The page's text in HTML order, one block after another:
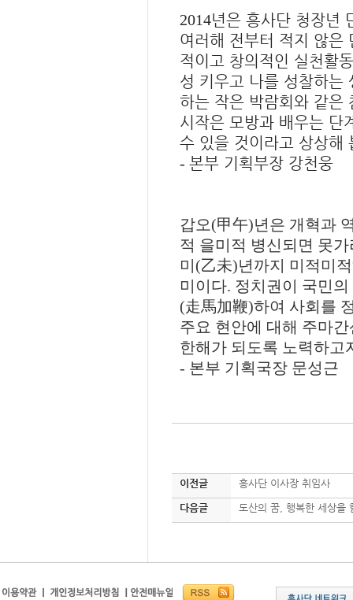
2014년은 흥사단 청장년
여러해 전부터 적지 않은
적이고 창의적인 실천활
성 키우고 나를 성찰하는
하는 작은 박람회와 같은
시작은 모방과 배우는 단
수 있을 것이라고 상상해
- 본부 기획부장 강천웅
갑오(甲午)년은 개혁과
적 을미적 병신되면 못가
미 (乙未)년까지 미적미
미이다. 정치권이 국민
(走馬加鞭)하여 사회를
주요 현안에 대해 주마간
한해가 되도록 노력하고
- 본부 기획국장 문성근
이전글 흥사단 이사장 취임사
다음글 도산의 꿈, 행복한 세상을